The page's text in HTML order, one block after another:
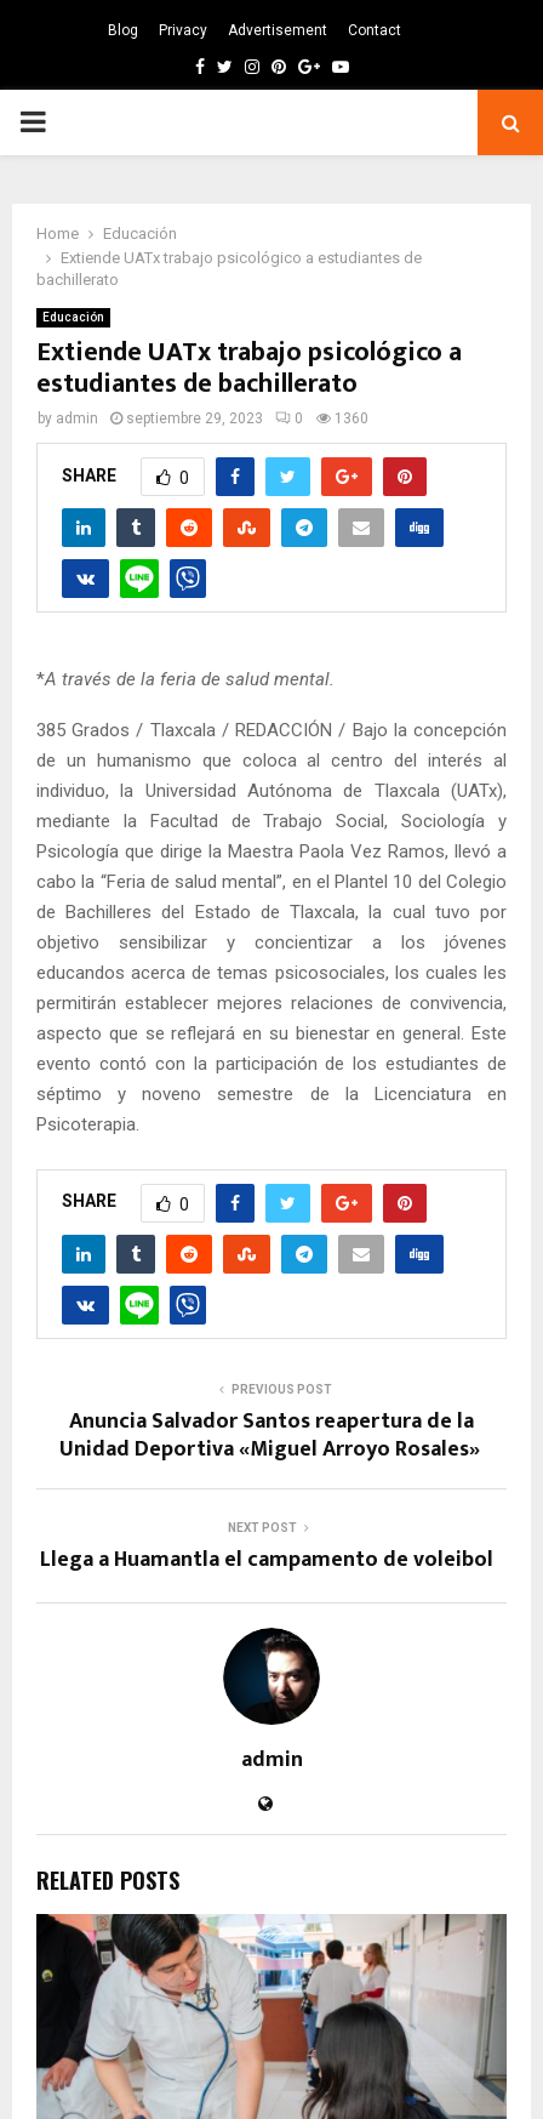
Blog Privacy Advertisement Contact
Facebook
TwitterInstagram
Pinterest
GoogleYoutube
PRIMARY
Home
Educación
Extiende UATx trabajo psicológico a estudiantes de
bachillerato
Educación
Extiende UATx trabajo psicológico a
estudiantes de bachillerato
by admin septiembre 29, 2023 0 1360
SHARE 0
*A través de la feria de salud mental.
385 Grados / Tlaxcala / REDACCIÓN / Bajo la concepción
de un humanismo que coloca al centro del interés al
individuo, la Universidad Autónoma de Tlaxcala (UATx),
mediante la Facultad de Trabajo Social, Sociología y
Psicología que dirige la Maestra Paola Vez Ramos, llevó a
cabo la “Feria de salud mental”, en el Plantel 10 del Colegio
de Bachilleres del Estado de Tlaxcala, la cual tuvo por
objetivo sensibilizar y concientizar a los jóvenes
educandos acerca de temas psicosociales, los cuales les
permitirán establecer mejores relaciones de convivencia,
aspecto que se reflejará en su bienestar en general. Este
evento contó con la participación de los estudiantes de
séptimo y noveno semestre de la Licenciatura en
Psicoterapia.
SHARE 0
PREVIOUS POST
Anuncia Salvador Santos reapertura de la
Unidad Deportiva «Miguel Arroyo Rosales»
NEXT POST
Llega a Huamantla el campamento de voleibol
admin
RELATED POSTS